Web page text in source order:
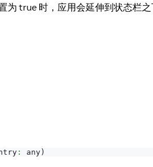
为 true 时，应用会延伸到状态栏
: any )